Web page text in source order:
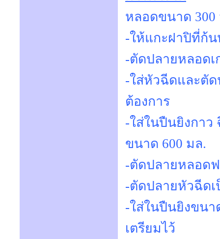
หลอดขนาด 300
-ให้แกะฝาปิที่ก้
-ตัดปลายหลอดเ
-ใส่หัวฉีดและตั
ต้องการ
-ใส่ในปืนยิงกาว
ขนาด 600 มล.
-ตัดปลายหลอด
-ตัดปลายหัวฉีด
-ใส่ในปืนยิงขนา
เตรียมไว้